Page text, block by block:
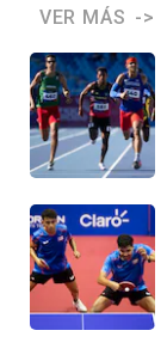
VER MÁS